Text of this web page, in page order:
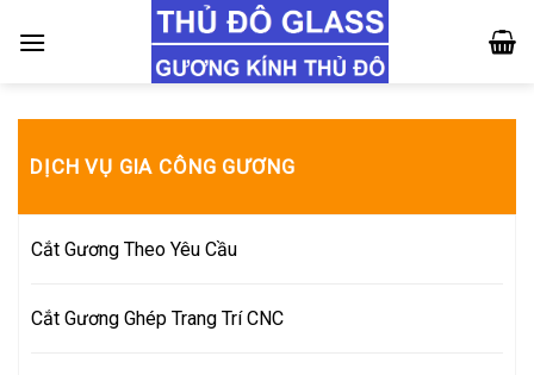
DỊCH VỤ GIA CÔNG GƯƠNG
Cắt Gương Theo Yêu Cầu
Cắt Gương Ghép Trang Trí CNC